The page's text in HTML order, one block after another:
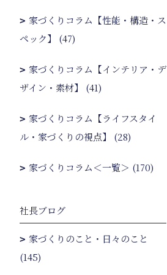
家づくりコラム【性能・構造・ス
ペック】 (47)
家づくりコラム【インテリア・デ
ザイン・素材】 (41)
家づくりコラム【ライフスタイ
ル・家づくりの視点】 (28)
家づくりコラム＜一覧＞ (170)
社長ブログ
家づくりのこと・日々のこと
(145)